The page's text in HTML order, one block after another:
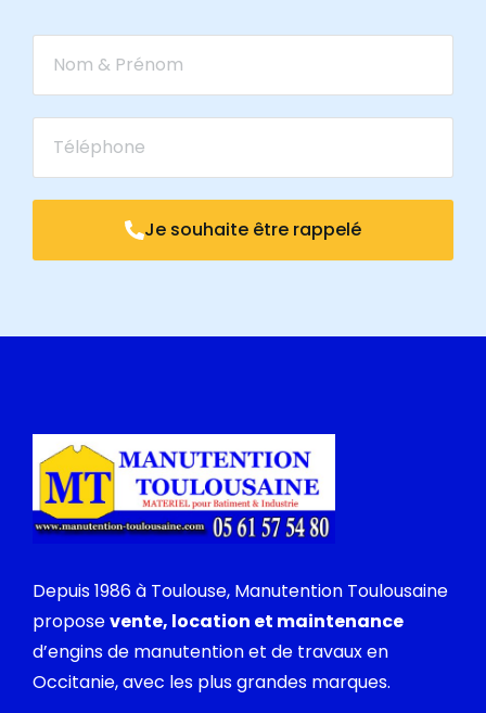
Je souhaite être rappelé
Depuis 1986 à Toulouse, Manutention Toulousaine
proposevente, location et maintenance
d’engins de manutention et de travaux en
Occitanie, avec les plus grandes marques.